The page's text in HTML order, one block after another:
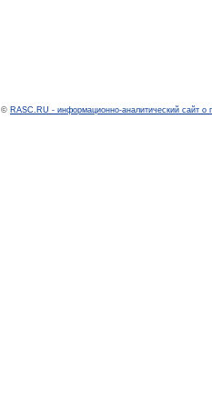
© RASC.RU - информационно-аналитический сайт о